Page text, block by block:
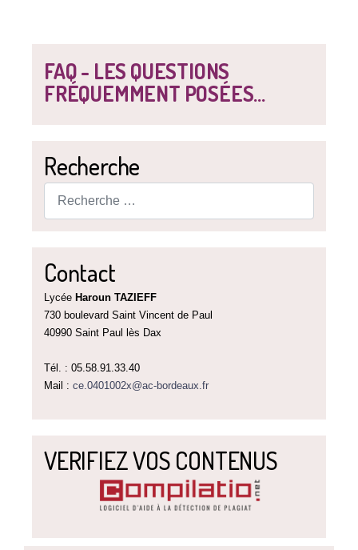
FAQ - LES QUESTIONS
FRÉQUEMMENT POSÉES...
Recherche
Contact
Lycée Haroun TAZIEFF
730 boulevard Saint Vincent de Paul
40990 Saint Paul lès Dax
Tél. : 05.58.91.33.40
Mail : ce.0401002x@ac-bordeaux.fr
VERIFIEZ VOS CONTENUS